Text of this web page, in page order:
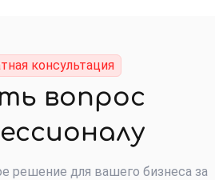
консультация
вопрос
решение для вашего бизнеса за